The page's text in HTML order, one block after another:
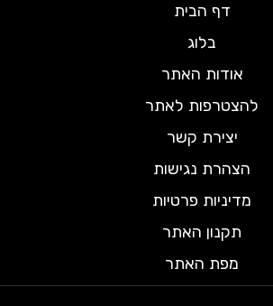
דף הבית
בלוג
אודות האתר
להצטרפות לאתר
יצירת קשר
הצהרת נגישות
מדיניות פרטיות
תקנון האתר
מפת האתר